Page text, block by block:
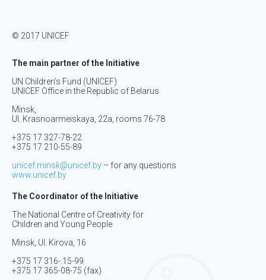
© 2017 UNICEF
The main partner of the Initiative
UN Children’s Fund (UNICEF)
UNICEF Office in the Republic of Belarus
Minsk,
Ul. Krasnoarmeiskaya, 22а, rooms 76-78
+375 17 327-78-22
+375 17 210-55-89
unicef.minsk@unicef.by – for any questions
www.unicef.by
The Coordinator of the Initiative
The National Centre of Creativity for
Children and Young People
Minsk, Ul. Kirova, 16
+375 17 316-.15-99
+375 17 365-08-75 (fax)